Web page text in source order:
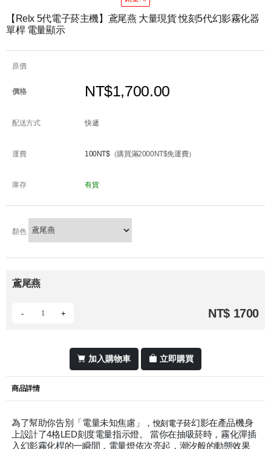
【Relx 5代電子菸主機】鳶尾燕 大量現貨 悅刻5代幻影霧化器
單桿 電量顯示
原價
價格 NT$1,700.00
配送方式 快遞
運費 100NT$（購買滿2000NT$免運費）
庫存 有貨
顏色
鳶尾燕
- + NT$ 1700
加入購物車 立即購買
商品詳情
為了幫助你告別「電量未知焦慮」，悅刻電子菸幻影在產品機身
上設計了4格LED刻度電量指示燈。 當你在抽吸菸時，霧化彈插
入幻影霧化桿的一瞬間，電量燈依次亮起，潮汐般的動態效果